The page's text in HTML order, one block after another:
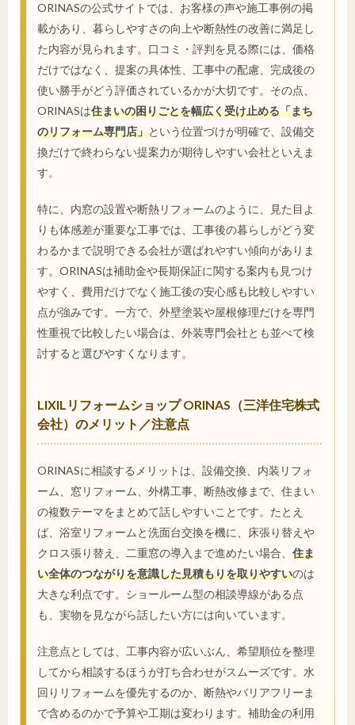
ORINASの公式サイトでは、お客様の声や施工事例の掲
載があり、暮らしやすさの向上や断熱性の改善に満足し
た内容が見られます。口コミ・評判を見る際には、価格
だけではなく、提案の具体性、工事中の配慮、完成後の
使い勝手がどう評価されているかが大切です。その点、
ORINASは住まいの困りごとを幅広く受け止める「まち
のリフォーム専門店」という位置づけが明確で、設備交
換だけで終わらない提案力が期待しやすい会社といえま
す。
特に、内窓の設置や断熱リフォームのように、見た目よ
りも体感差が重要な工事では、工事後の暮らしがどう変
わるかまで説明できる会社が選ばれやすい傾向がありま
す。ORINASは補助金や長期保証に関する案内も見つけ
やすく、費用だけでなく施工後の安心感も比較しやすい
点が強みです。一方で、外壁塗装や屋根修理だけを専門
性重視で比較したい場合は、外装専門会社とも並べて検
討すると選びやすくなります。
LIXILリフォームショップ ORINAS（三洋住宅株式
会社）のメリット／注意点
ORINASに相談するメリットは、設備交換、内装リフォ
ーム、窓リフォーム、外構工事、断熱改修まで、住まい
の複数テーマをまとめて話しやすいことです。たとえ
ば、浴室リフォームと洗面台交換を機に、床張り替えや
クロス張り替え、二重窓の導入まで進めたい場合、 住ま
い全体のつながりを意識した見積もりを取りやすいのは
大きな利点です。ショールーム型の相談導線がある点
も、実物を見ながら話したい方には向いています。
注意点としては、工事内容が広いぶん、希望順位を整理
してから相談するほうが打ち合わせがスムーズです。水
回りリフォームを優先するのか、断熱やバリアフリーま
で含めるのかで予算や工期は変わります。補助金の利用